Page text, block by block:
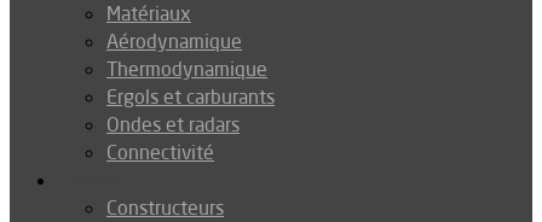
Matériaux
Aérodynamique
Thermodynamique
Ergols et carburants
Ondes et radars
Connectivité
Constructeurs